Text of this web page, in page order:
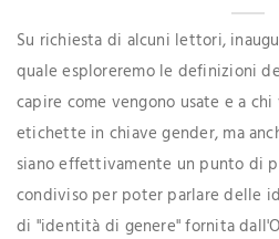
Su richiesta di alcuni lettori,
quale esploreremo le definizioni
capire come vengono usate e a
etichette in chiave gender, ma
siano effettivamente un punto di
condiviso per poter parlare delle
di "identità di genere" fornita